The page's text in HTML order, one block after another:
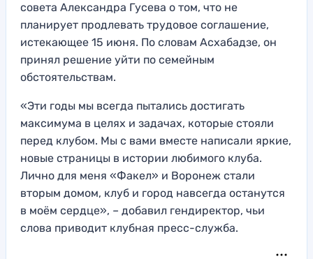
совета Александра Гусева о том, что не
планирует продлевать трудовое соглашение,
истекающее 15 июня. По словам Асхабадзе, он
принял решение уйти по семейным
обстоятельствам.
«Эти годы мы всегда пытались достигать
максимума в целях и задачах, которые стояли
перед клубом. Мы с вами вместе написали яркие,
новые страницы в истории любимого клуба.
Лично для меня «Факел» и Воронеж стали
вторым домом, клуб и город навсегда останутся
в моём сердце», – добавил гендиректор, чьи
слова приводит клубная пресс-служба.